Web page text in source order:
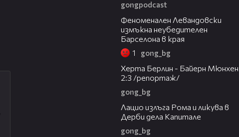
gongpodcast
Феноменален Левандовски
измъкна неубедителен
Барселона в края
1 gong_bg
Херта Берлин - Байерн Мюнхен
2:3 /репортаж/
gong_bg
Лацио излъга Рома и ликува в
Дерби дела Капитале
gong_bg